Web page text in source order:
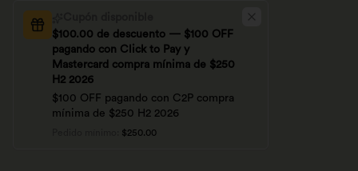
$100.00 de descuento — $100 OFF
pagando con Click to Pay y
Mastercard compra mínima de $250
H2 2026
$100 OFF pagando con C2P compra
mínima de $250 H2 2026
$250.00